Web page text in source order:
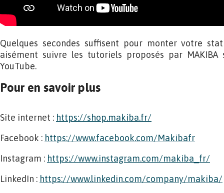
Quelques secondes suffisent pour monter votre
aisément suivre les tutoriels proposés par
YouTube.
Pour en savoir plus
Site internet : https://shop.makiba.fr/
Facebook : https://www.facebook.com/Makibafr
Instagram : https://www.instagram.com/makiba_fr/
LinkedIn : https://www.linkedin.com/company/makiba/